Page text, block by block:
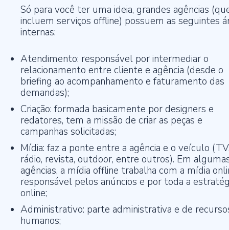
Só para você ter uma ideia, grandes agências
incluem serviços offline) possuem as seguintes
internas:
Atendimento: responsável por intermediar o
relacionamento entre cliente e agência (desde o
briefing ao acompanhamento e faturamento das
demandas);
Criação: formada basicamente por designers e
redatores, tem a missão de criar as peças e
campanhas solicitadas;
Mídia: faz a ponte entre a agência e o veículo
rádio, revista, outdoor, entre outros). Em
agências, a mídia offline trabalha com a mídia
responsável pelos anúncios e por toda a
online;
Administrativo: parte administrativa e de
humanos;